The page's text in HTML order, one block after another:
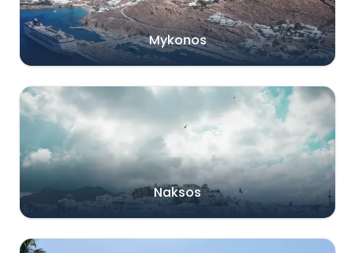
Mykonos
Naksos